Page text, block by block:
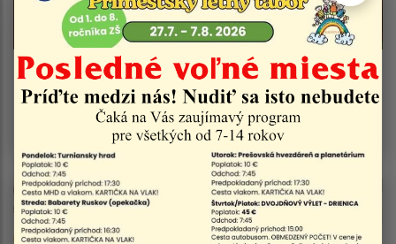
04.08.2026
Vyhlásenie času zvýšeného nebezpečenstva a
vzniku požiaru